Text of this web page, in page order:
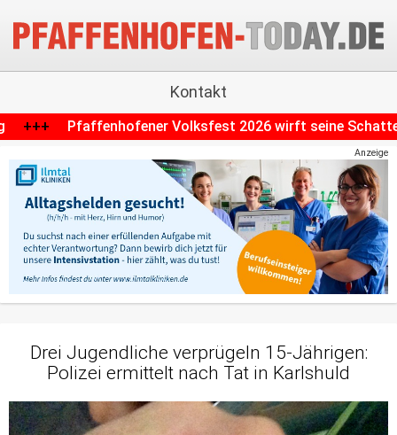
Kontakt
2026 wirft seine Schatten voraus: Parkplätze fallen
Anzeige
Drei Jugendliche verprügeln 15-Jährigen:
Polizei ermittelt nach Tat in Karlshuld